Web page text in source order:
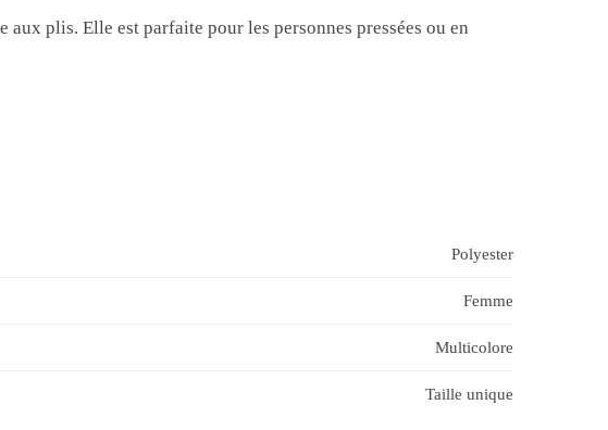
aux plis. Elle est parfaite pour les personnes pressées ou en
Polyester
Femme
Multicolore
Taille unique